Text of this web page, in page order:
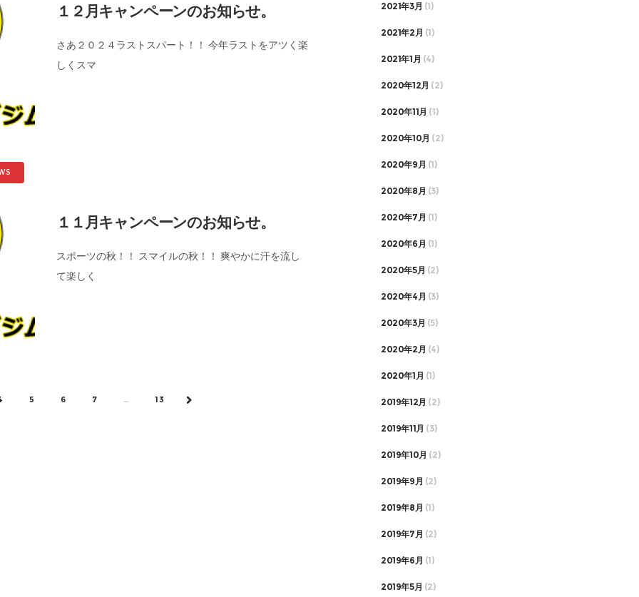
１２月キャンペーンのお知らせ。
さあ２０２４ラストスパート！！ 今年ラストをアツく楽
しくスマ
１１月キャンペーンのお知らせ。
スポーツの秋！！ スマイルの秋！！ 爽やかに汗を流し
て楽しく
5 6 7 … 13 NEXT
2021年3月 (1)
2021年2月 (1)
2021年1月 (4)
2020年12月 (2)
2020年11月 (1)
2020年10月 (2)
2020年9月 (1)
2020年8月 (3)
2020年7月 (1)
2020年6月 (1)
2020年5月 (2)
2020年4月 (3)
2020年3月 (5)
2020年2月 (4)
2020年1月 (1)
2019年12月 (2)
2019年11月 (3)
2019年10月 (2)
2019年9月 (2)
2019年8月 (1)
2019年7月 (2)
2019年6月 (1)
2019年5月 (2)